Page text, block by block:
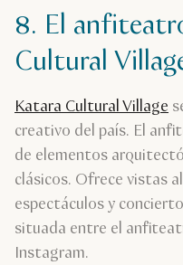
8. El
Cultural
Katara Cultural Village
creativo del país. El
de elementos
clásicos. Ofrece vistas
espectáculos y
situada entre el
Instagram.